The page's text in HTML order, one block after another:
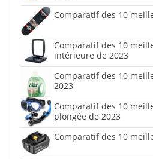
Comparatif des 10
Comparatif des 10
intérieure de 2023
Comparatif des 10
2023
Comparatif des 10
plongée de 2023
Comparatif des 10